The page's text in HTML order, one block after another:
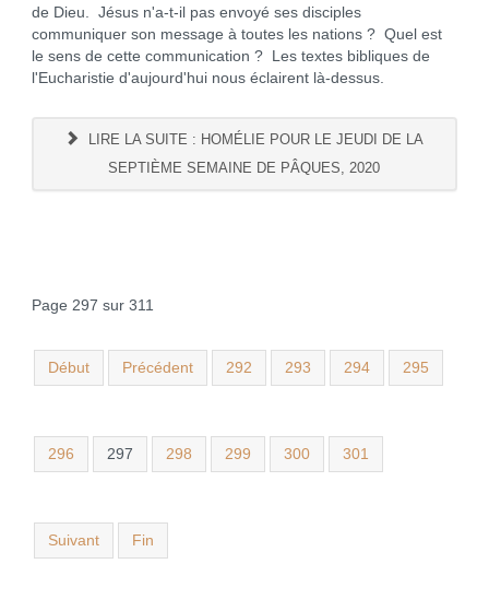
de Dieu. Jésus n'a-t-il pas envoyé ses disciples
communiquer son message à toutes les nations ? Quel est
le sens de cette communication ? Les textes bibliques de
l'Eucharistie d'aujourd'hui nous éclairent là-dessus.
LIRE LA SUITE : HOMÉLIE POUR LE JEUDI DE LA
SEPTIÈME SEMAINE DE PÂQUES, 2020
Page 297 sur 311
Début Précédent 292 293 294 295
296 297 298 299 300 301
Suivant Fin